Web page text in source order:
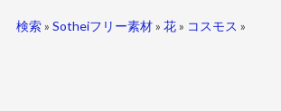
検索» Sotheiフリー素材» 花» コスモス »